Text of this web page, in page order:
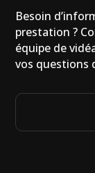
Besoin
prestation ?
équipe de
vos questions